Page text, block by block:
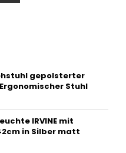
gepolsterter
Stuhl
IRVINE mit
in Silber matt